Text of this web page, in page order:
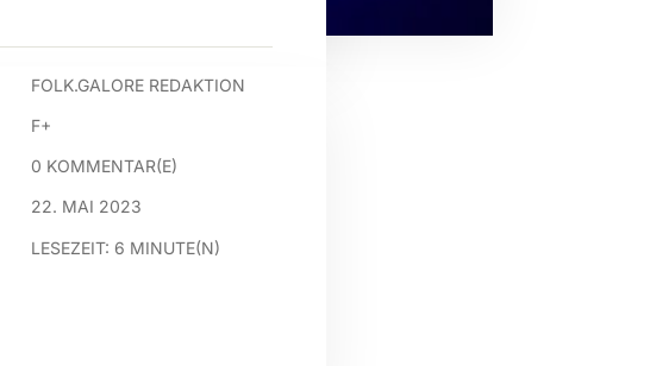
FOLK.GALORE REDAKTION
F+
0 KOMMENTAR(E)
22. MAI 2023
LESEZEIT: 6 MINUTE(N)